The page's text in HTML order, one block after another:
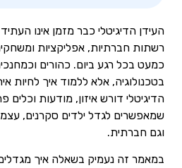
העידן הדיגיטלי כבר מזמן אינו
רשתות חברתיות, אפליקציות
כמעט בכל רגע ביום. כהורים
בטכנולוגיה, אלא ללמוד איך לחיות
הדיגיטלי דורש איזון, מודעות וכלים
שמאפשרים לגדל ילדים סקרנים,
וגם חברתית.
במאמר זה נעמיק בשאלה איך מגדלים